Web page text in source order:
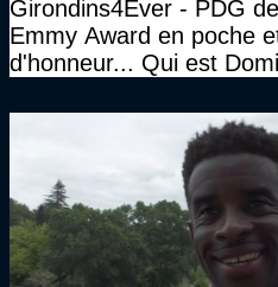
Girondins4Ever - PDG
Emmy Award en poche
d'honneur... Qui est